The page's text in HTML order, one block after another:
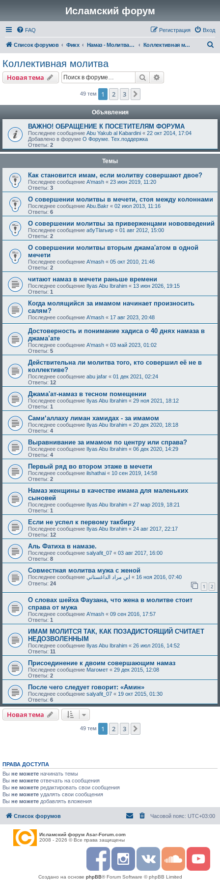
Исламский форум
FAQ Вход
Регистрация
Список форумов Фикх Намаз - Молитва (Саля) Коллективная молитва
Коллективная молитва
Новая тема Поиск
49 тем 1 2 3
Объявления
ВАЖНО! ОБРАЩЕНИЕ К ПОСЕТИТЕЛЯМ ФОРУМА
Последнее сообщение Abu Yakub al Kabardini « 22 окт 2014, 17:04
Добавлено в форуме О Форуме. Тех.поддержка
Ответы: 2
Темы
Как становится имам, если молитву совершают двое?
Последнее сообщение A'mash « 23 июн 2019, 11:20
Ответы: 3
О совершении молитвы в мечети, стоя между колоннами
Последнее сообщение Abu.Bakr « 02 июл 2013, 11:16
Ответы: 6
О совершении молитвы за приверженцами нововведений
Последнее сообщение абуТlагьир « 01 авг 2012, 15:00
Ответы: 2
О совершении молитвы вторым джама'атом в одной
мечети
Последнее сообщение A'mash « 05 окт 2010, 21:46
Ответы: 2
читают намаз в мечети раньше времени
Последнее сообщение Ilyas Abu Ibrahim « 13 июн 2026, 19:15
Ответы: 1
Когда молящийся за имамом начинает произносить
салям?
Последнее сообщение A'mash « 17 авг 2023, 20:48
Достоверность и понимание хадиса о 40 днях намаза в
джама’ате
Последнее сообщение A'mash « 03 май 2023, 01:02
Ответы: 5
Действительна ли молитва того, кто совершил её не в
коллективе?
Последнее сообщение abu jafar « 01 дек 2021, 02:24
Ответы: 12
Джама'ат-намаз в тесном помещении
Последнее сообщение Ilyas Abu Ibrahim « 29 ноя 2021, 18:12
Ответы: 1
Сами‘аллаху лиман хамидах - за имамом
Последнее сообщение Ilyas Abu Ibrahim « 20 дек 2020, 18:18
Ответы: 4
Выравнивание за имамом по центру или справа?
Последнее сообщение Ilyas Abu Ibrahim « 06 дек 2020, 14:29
Ответы: 4
Первый ряд во втором этаже в мечети
Последнее сообщение ilshathai « 10 сен 2019, 14:58
Ответы: 2
Намаз женщины в качестве имама для маленьких
сыновей
Последнее сообщение Ilyas Abu Ibrahim « 27 мар 2019, 18:21
Ответы: 1
Если не успел к первому такбиру
Последнее сообщение Ilyas Abu Ibrahim « 24 авг 2017, 22:17
Ответы: 12
Аль Фатиха в намазе.
Последнее сообщение salyafit_07 « 03 авг 2017, 16:00
Ответы: 8
Совместная молитва мужа с женой
Последнее сообщение ابن مراد الداغستاني « 16 ноя 2016, 07:40
Ответы: 24 1 2
О словах шейха Фаузана, что жена в молитве стоит
справа от мужа
Последнее сообщение A'mash « 09 сен 2016, 17:57
Ответы: 1
ИМАМ МОЛИТСЯ ТАК, КАК ПОЗАДИСТОЯЩИЙ СЧИТАЕТ
НЕДОЗВОЛЕННЫМ
Последнее сообщение Ilyas Abu Ibrahim « 26 июл 2016, 14:52
Ответы: 11
Присоединение к двоим совершающим намаз
Последнее сообщение Магомет « 29 дек 2015, 12:08
Ответы: 2
После чего следует говорит: «Амин»
Последнее сообщение salyafit_07 « 19 окт 2015, 01:30
Ответы: 6
Новая тема
49 тем 1 2 3
ПРАВА ДОСТУПА
Вы не можете начинать темы
Вы не можете отвечать на сообщения
Вы не можете редактировать свои сообщения
Вы не можете удалять свои сообщения
Вы не можете добавлять вложения
Список форумов Часовой пояс: UTC+03:00
Исламский форум Asar-Forum.com
2008 - 2026 © Все права защищены
F
c
e
I
s
t
R
S
S
u
n
Y
u
Создано на основе phpBB® Forum Software © phpBB Limited